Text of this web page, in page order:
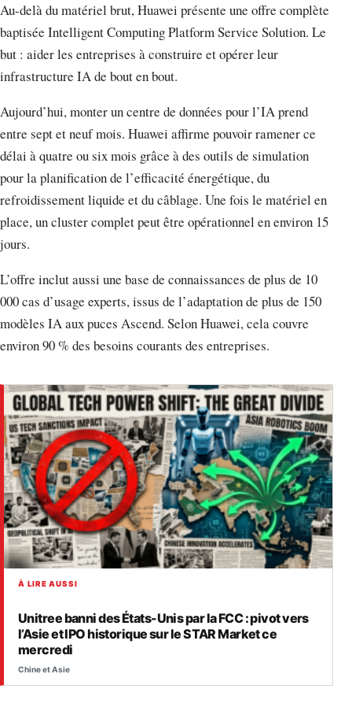
Au-delà du matériel brut, Huawei présente une offre complète
baptisée Intelligent Computing Platform Service Solution. Le
but : aider les entreprises à construire et opérer leur
infrastructure IA de bout en bout.
Aujourd’hui, monter un centre de données pour l’IA prend
entre sept et neuf mois. Huawei affirme pouvoir ramener ce
délai à quatre ou six mois grâce à des outils de simulation
pour la planification de l’efficacité énergétique, du
refroidissement liquide et du câblage. Une fois le matériel en
place, un cluster complet peut être opérationnel en environ 15
jours.
L’offre inclut aussi une base de connaissances de plus de 10
000 cas d’usage experts, issus de l’adaptation de plus de 150
modèles IA aux puces Ascend. Selon Huawei, cela couvre
environ 90 % des besoins courants des entreprises.
À LIRE AUSSI
Unitree banni des États-Unis par la FCC : pivot vers
l’Asie et IPO historique sur le STAR Market ce
mercredi
Chine et Asie